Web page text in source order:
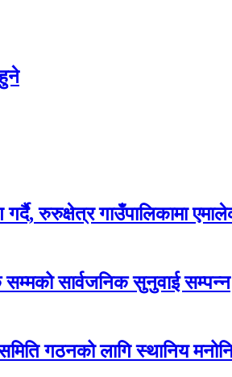
गर्दै, रुरुक्षेत्र गाउँपालिकामा
सम्मको सार्वजनिक सुनुवाई सम्पन्न
गठनको लागि स्थानिय